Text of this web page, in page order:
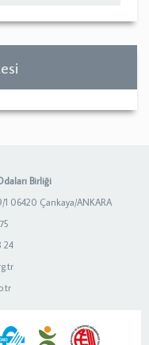
Birliği
06420 Çankaya/ANKARA
24